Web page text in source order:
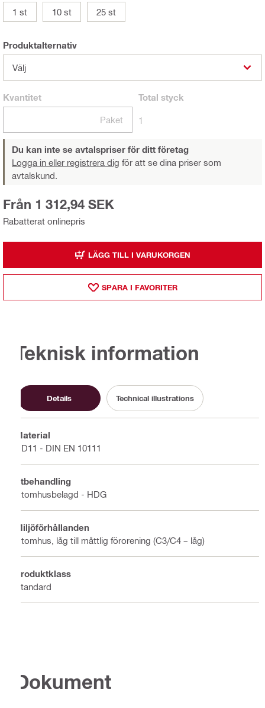
1 st
10 st 25 st
Produktalternativ
Välj
Kvantitet
Paket
Total styck
1
Du kan inte se avtalspriser för ditt företag
Logga in eller registrera dig för att se dina priser som
avtalskund.
Rabatterat onlinepris
Från 1 312,94 SEK
LÄGG TILL I VARUKORGEN
SPARA I FAVORITER
Teknisk information
Details Technical illustrations
Material
DD11 - DIN EN 10111
Ytbehandling
Utomhusbelagd - HDG
Miljöförhållanden
Utomhus, låg till måttlig förorening (C3/C4 – låg)
Produktklass
Standard
Dokument